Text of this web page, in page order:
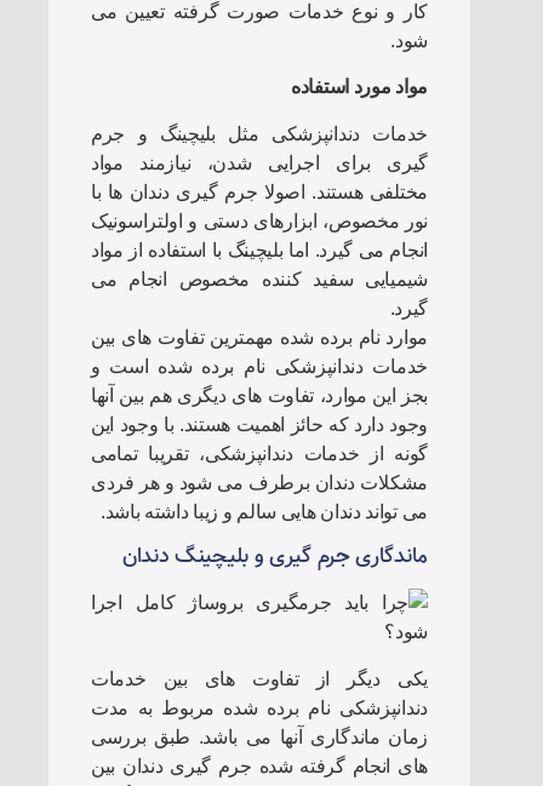
کار و نوع خدمات صورت گرفته تعیین می
شود.
مواد مورد استفاده
خدمات دندانپزشکی مثل بلیچینگ و جرم
گیری برای اجرایی شدن، نیازمند مواد
مختلفی هستند. اصولا جرم گیری دندان ها با
نور مخصوص، ابزارهای دستی و اولتراسونیک
انجام می گیرد. اما بلیچینگ با استفاده از مواد
شیمیایی سفید کننده مخصوص انجام می
گیرد.
موارد نام برده شده مهمترین تفاوت های بین
خدمات دندانپزشکی نام برده شده است و
بجز این موارد، تفاوت های دیگری هم بین آنها
وجود دارد که حائز اهمیت هستند. با وجود این
گونه از خدمات دندانپزشکی، تقریبا تمامی
مشکلات دندان برطرف می شود و هر فردی
می تواند دندان هایی سالم و زیبا داشته باشد.
ماندگاری جرم گیری و بلیچینگ دندان
یکی دیگر از تفاوت های بین خدمات
دندانپزشکی نام برده شده مربوط به مدت
زمان ماندگاری آنها می باشد. طبق بررسی
های انجام گرفته شده جرم گیری دندان بین